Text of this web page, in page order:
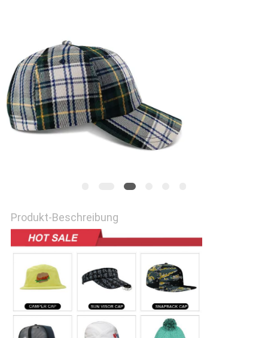
PRIVACY
POLICY
Produkt-Beschreibung